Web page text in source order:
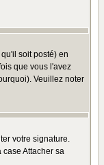
soit posté) en
que vous l'avez
Veuillez noter
votre signature.
Attacher sa